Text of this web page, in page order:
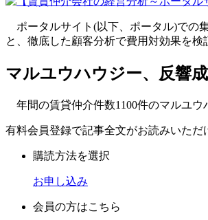
ポータルサイト(以下、ポータル)での
と、徹底した顧客分析で費用対効果を検
マルユウハウジー、反響
年間の賃貸仲介件数1100件のマルユウ
有料会員登録で記事全文がお読みいただ
購読方法を選択
お申し込み
会員の方はこちら